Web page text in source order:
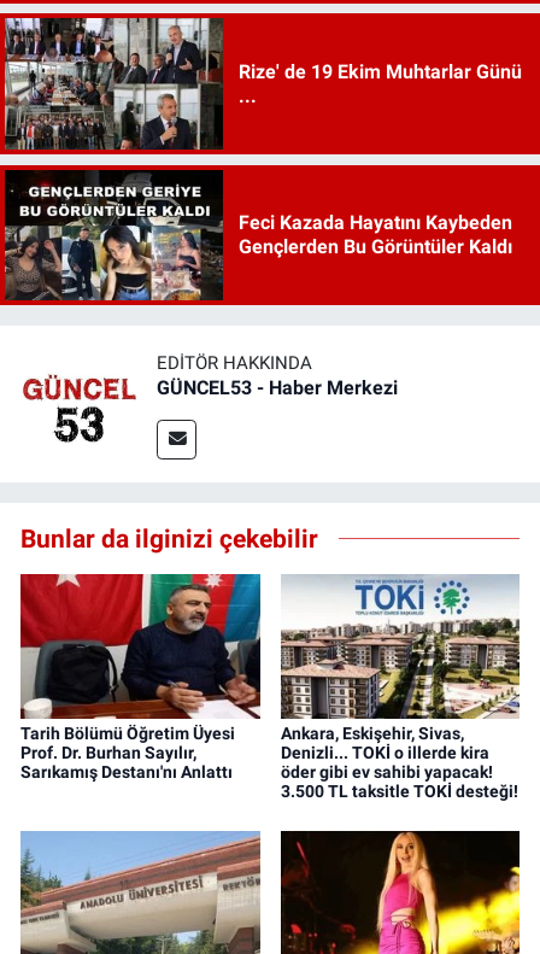
Rize' de 19 Ekim Muhtarlar Günü
...
Feci Kazada Hayatını Kaybeden
Gençlerden Bu Görüntüler Kaldı
EDITÖR HAKKINDA
GÜNCEL53 - Haber Merkezi
Bunlar da ilginizi çekebilir
Tarih Bölümü Öğretim Üyesi
Prof. Dr. Burhan Sayılır,
Sarıkamış Destanı'nı Anlattı
Ankara, Eskişehir, Sivas,
Denizli... TOKİ o illerde kira
öder gibi ev sahibi yapacak!
3.500 TL taksitle TOKİ desteği!